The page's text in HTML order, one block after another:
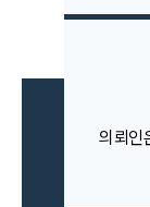
음주
의뢰인